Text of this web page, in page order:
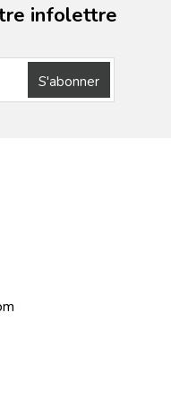
infolettre
S'abonner